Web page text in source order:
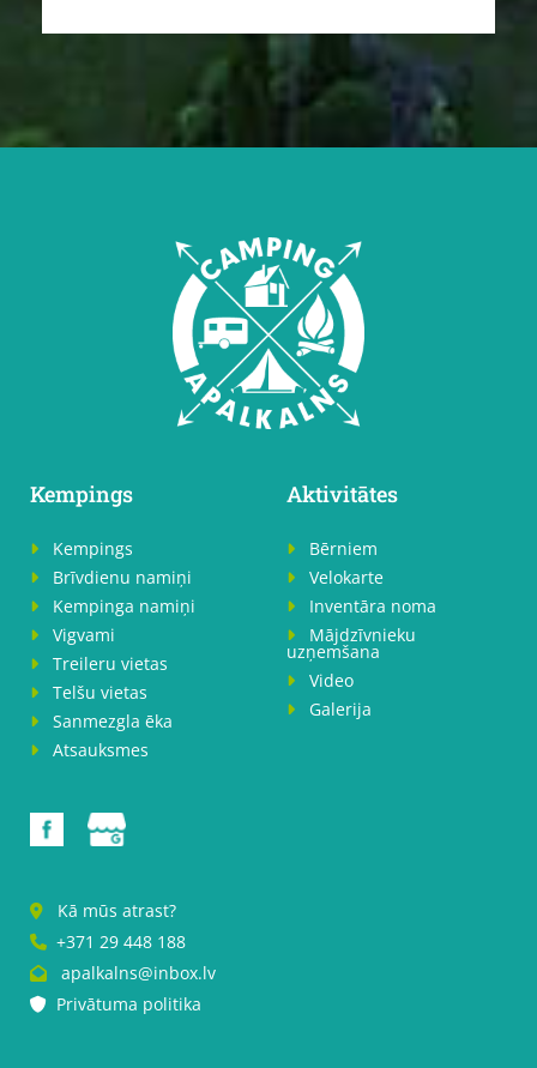
Kempings
 Kempings
 Brīvdienu namiņi
 Kempinga namiņi
 Vigvami
 Treileru vietas
 Telšu vietas
 Sanmezgla ēka
 Atsauksmes
Aktivitātes
 Bērniem
 Velokarte
 Inventāra noma
 Mājdzīvnieku
uzņemšana
 Video
 Galerija
 Kā mūs atrast?
 +371 29 448 188
 apalkalns@inbox.lv
 Privātuma politika